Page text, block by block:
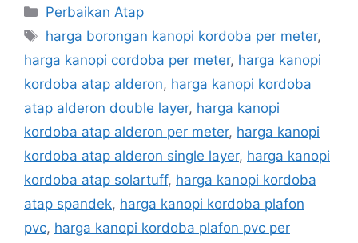
Categories
Perbaikan Atap
Tags
harga borongan kanopi kordoba per meter,
harga kanopi cordoba per meter, harga kanopi
kordoba atap alderon, harga kanopi kordoba
atap alderon double layer, harga kanopi
kordoba atap alderon per meter, harga kanopi
kordoba atap alderon single layer, harga kanopi
kordoba atap solartuff, harga kanopi kordoba
atap spandek, harga kanopi kordoba plafon
pvc, harga kanopi kordoba plafon pvc per